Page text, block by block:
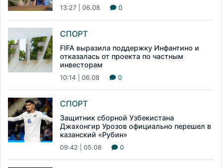
13:27 | 06.08 0
СПОРТ
FIFA выразила поддержку Инфантино и
отказалась от проекта по частным
инвесторам
10:14 | 06.08 0
СПОРТ
Защитник сборной Узбекистана
Джахонгир Урозов официально перешел в
казанский «Рубин»
09:42 | 05.08 0